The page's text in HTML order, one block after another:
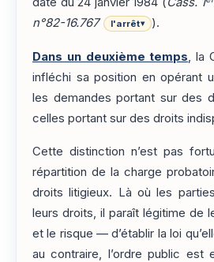
n°82-16.767
l'arrêt▾ ).
Dans un deuxième temps, la
infléchi sa position en opérant
les demandes portant sur des
celles portant sur des droits
Cette distinction n’est pas
répartition de la charge
droits litigieux. Là où les
leurs droits, il paraît légitime de
et le risque — d’établir la loi
au contraire, l’ordre public est